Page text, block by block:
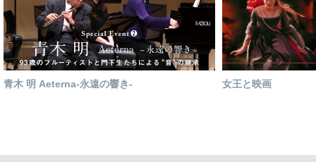
青木 明 Aeterna-永遠の響き- 女王と映画